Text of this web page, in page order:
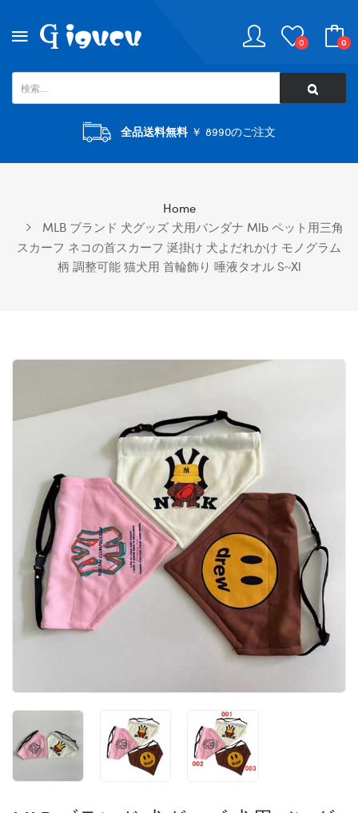
0 0
全品送料無料￥ 8990のご注文
Home
MLB ブランド 犬グッズ 犬用バンダナ Mlb ペット用三角
スカーフ ネコの首スカーフ 涎掛け 犬よだれかけ モノグラム
柄 調整可能 猫犬用 首輪飾り 唾液タオル S~xl